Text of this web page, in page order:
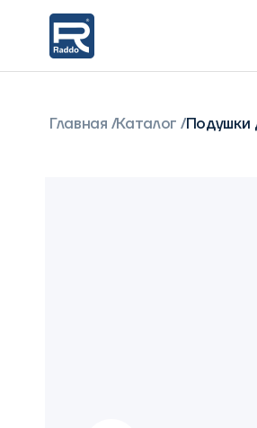
Главная Каталог Подушки